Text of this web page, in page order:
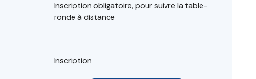
Inscription obligatoire, pour suivre la table-
ronde à distance
Inscription